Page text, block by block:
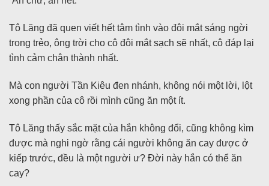
Tô Lăng đã quen viết hết tâm tình vào đôi mắt sáng ngời
trong trẻo, ông trời cho cô đôi mắt sạch sẽ nhất, cô đáp lại
tình cảm chân thành nhất.
Mà con người Tần Kiêu đen nhánh, không nói một lời, lột
xong phần của cô rồi mình cũng ăn một ít.
Tô Lăng thấy sắc mặt của hắn không đổi, cũng không kìm
được mà nghi ngờ rằng cái người không ăn cay được ở
kiếp trước, đều là một người ư? Đời này hắn có thể ăn
cay?